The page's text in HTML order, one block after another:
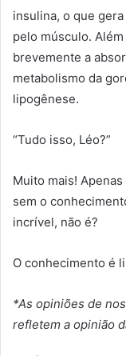
insulina, o que
pelo músculo.
brevemente a
metabolismo da
lipogênese.
“Tudo isso, Léo?”
Muito mais!
sem o
incrível, não é?
O conhecimento é
*As opiniões de
refletem a opinião